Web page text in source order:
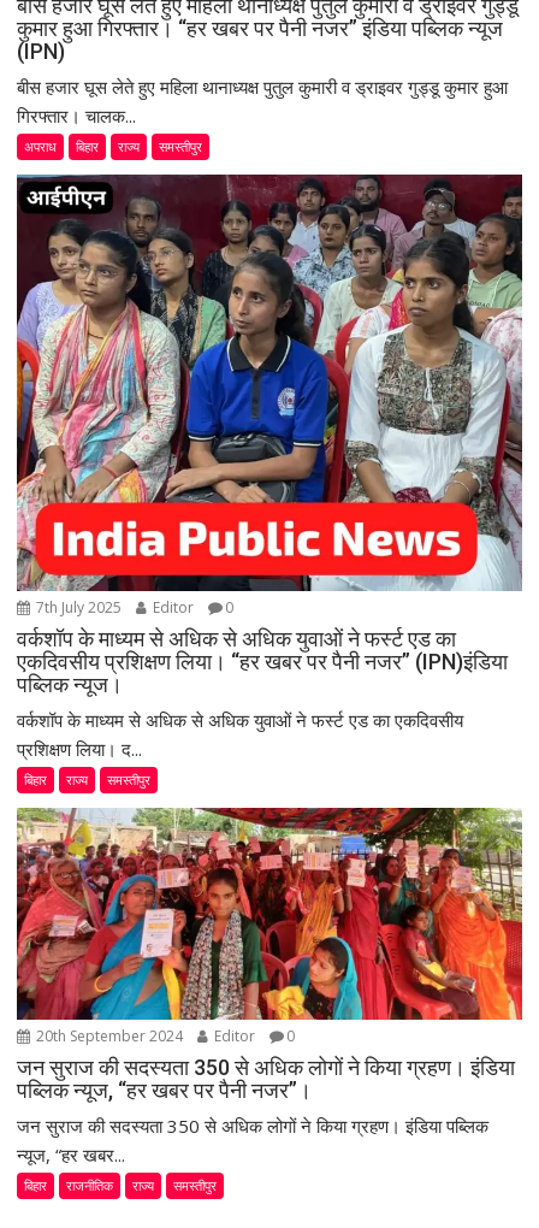
बीस हजार घूस लेते हुए महिला थानाध्यक्ष पुतुल कुमारी व ड्राइवर गुड्डू
कुमार हुआ गिरफ्तार। “हर खबर पर पैनी नजर” इंडिया पब्लिक न्यूज
(IPN)
बीस हजार घूस लेते हुए महिला थानाध्यक्ष पुतुल कुमारी व ड्राइवर गुड्डू कुमार हुआ
गिरफ्तार। चालक...
अपराध बिहार राज्य समस्तीपुर
7th July 2025 Editor 0
वर्कशॉप के माध्यम से अधिक से अधिक युवाओं ने फर्स्ट एड का
एकदिवसीय प्रशिक्षण लिया। “हर खबर पर पैनी नजर” (IPN)इंडिया
पब्लिक न्यूज।
वर्कशॉप के माध्यम से अधिक से अधिक युवाओं ने फर्स्ट एड का एकदिवसीय
प्रशिक्षण लिया। द...
बिहार राज्य समस्तीपुर
20th September 2024 Editor 0
जन सुराज की सदस्यता 350 से अधिक लोगों ने किया ग्रहण। इंडिया
पब्लिक न्यूज, “हर खबर पर पैनी नजर”।
जन सुराज की सदस्यता 350 से अधिक लोगों ने किया ग्रहण। इंडिया पब्लिक
न्यूज, “हर खबर...
बिहार राजनीतिक राज्य समस्तीपुर